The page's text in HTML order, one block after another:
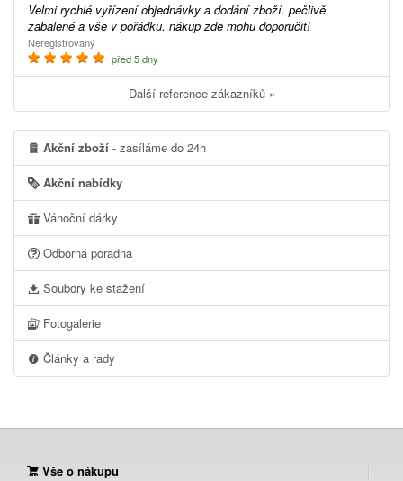
Velmi rychlé vyřízení objednávky a dodání zboží. pečlivě
zabalené a vše v pořádku. nákup zde mohu doporučit!
Neregistrovaný
před 5 dny
Další reference zákazníků »
Akční zboží - zasíláme do 24h
Akční nabídky
Vánoční dárky
Odborná poradna
Soubory ke stažení
Fotogalerie
Články a rady
Vše o nákupu